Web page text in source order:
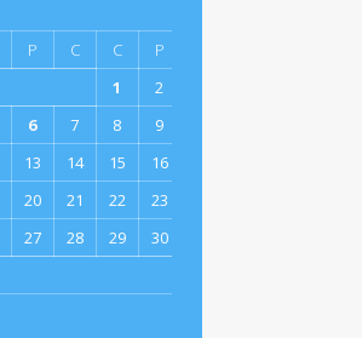
P C C
P
1
2
6 7 8
9
13 14 15
16
20 21 22
23
27 28 29
30